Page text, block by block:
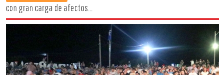
con gran carga de afectos...